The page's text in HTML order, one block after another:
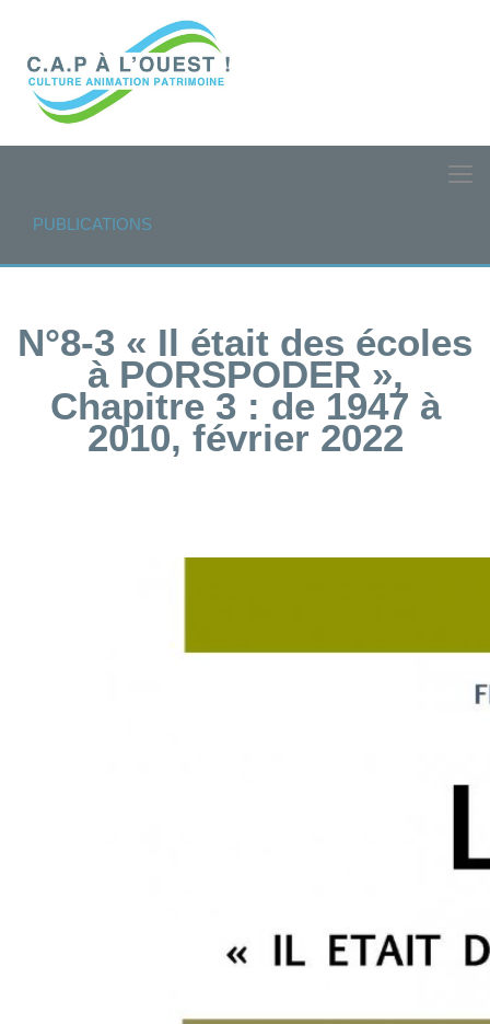
PUBLICATIONS
N°8-3 « Il était des écoles
à PORSPODER »,
Chapitre 3 : de 1947 à
2010, février 2022